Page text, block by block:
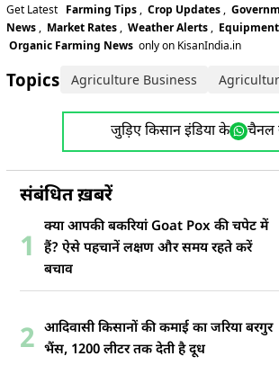
Get Latest Farming Tips , Crop Updates ,
News , Market Rates , Weather Alerts ,
Organic Farming News only on KisanIndia.in
Topics: Agriculture Business
जुड़िए किसान इंडिया के चैनल
संबंधित ख़बरें
1
क्या आपकी बकरियां Goat Pox की चपेट में
हैं? ऐसे पहचानें लक्षण और समय रहते करें
बचाव
2 आदिवासी किसानों की कमाई का जरिया बरगुर
भैंस, 1200 लीटर तक देती है दूध